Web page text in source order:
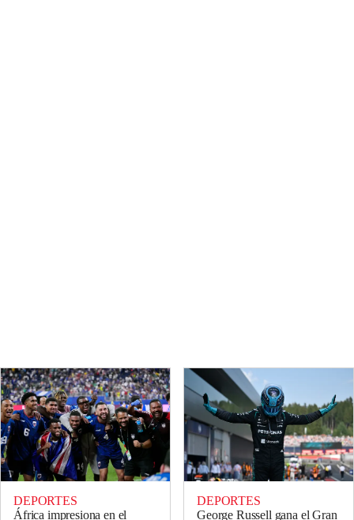
DEPORTES
África impresiona en el
DEPORTES
George Russell gana el Gran